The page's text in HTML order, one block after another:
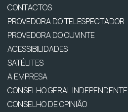
CONTACTOS
PROVEDORA DO TELESPECTADOR
PROVEDORA DO OUVINTE
ACESSIBILIDADES
SATÉLITES
A EMPRESA
CONSELHO GERAL INDEPENDENTE
CONSELHO DE OPINIÃO